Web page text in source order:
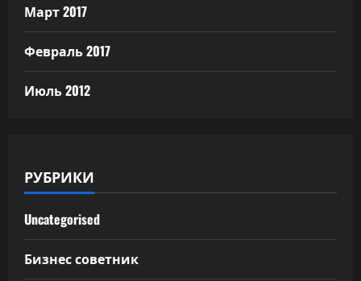
Март 2017
Февраль 2017
Июль 2012
РУБРИКИ
Uncategorised
Бизнес советник